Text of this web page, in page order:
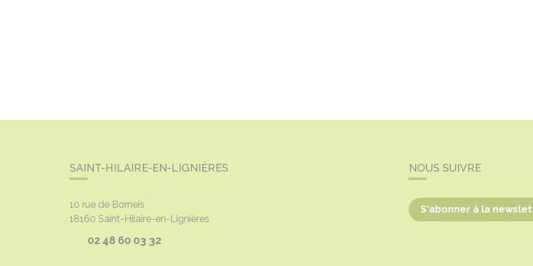
SAINT-HILAIRE-EN-LIGNIÈRES
10 rue de Borneis
18160 Saint-Hilaire-en-Lignières
02 48 60 03 32
NOUS SUIVRE
S'abonner à la